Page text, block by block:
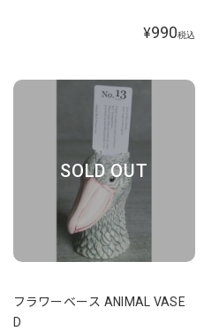
¥990税込
SOLD OUT
フラワーベース ANIMAL VASE
D